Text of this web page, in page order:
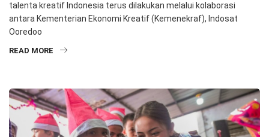
talenta kreatif Indonesia terus dilakukan melalui kolaborasi
antara Kementerian Ekonomi Kreatif (Kemenekraf), Indosat
Ooredoo
READ MORE